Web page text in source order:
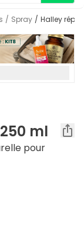
/ Spray / Halley
ml
pour